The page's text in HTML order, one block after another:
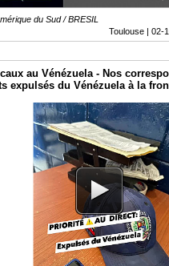
du Sud / BRESIL
Toulouse | 02-
au Vénézuela - Nos
expulsés du Vénézuela à la